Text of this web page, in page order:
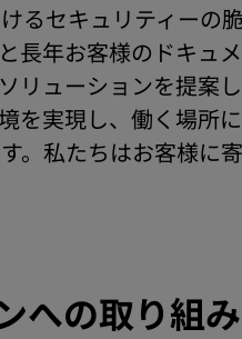
るセキュリティーの
長年お客様のドキュ
リューションを提案
を実現し、働く場所
。私たちはお客様に
への取り組み